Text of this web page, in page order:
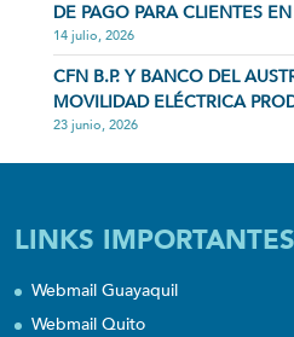
DE PAGO PARA CLIENTES
14 julio, 2026
CFN B.P. Y BANCO DEL
MOVILIDAD ELÉCTRICA
23 junio, 2026
LINKS IMPORTANTES
Webmail Guayaquil
Webmail Quito